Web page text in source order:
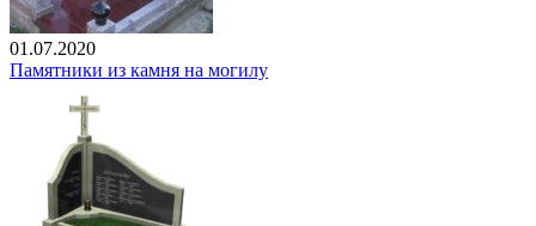
01.07.2020
Памятники из камня на могилу